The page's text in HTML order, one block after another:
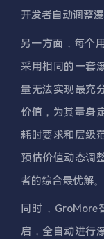
开发者自动调整瀑
另一方面，每个
采用相同的一套
量无法实现最充
价值，为其量身
耗时要求和层级
预估价值动态调
者的综合最优解。
同时，GroMore
启，全自动进行